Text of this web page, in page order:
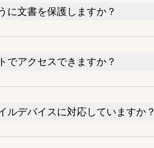
に文書を保護しますか？
でアクセスできますか？
ルデバイスに対応していますか？